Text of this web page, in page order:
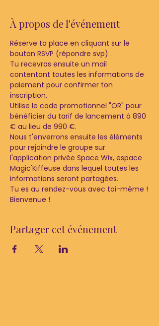
À propos de l'événement
Réserve ta place en cliquant sur le
bouton RSVP (répondre svp) .
Tu recevras ensuite un mail
contentant toutes les informations de
paiement pour confirmer ton
inscription.
Utilise le code promotionnel "OR" pour
bénéficier du tarif de lancement à 890
€ au lieu de 990 €.
Nous t'enverrons ensuite les éléments
pour rejoindre le groupe sur
l'application privée Space Wix, espace
Magic'Kiffeuse dans lequel toutes les
informations seront partagées.
Tu es au rendez-vous avec toi-même !
Bienvenue !
Partager cet événement